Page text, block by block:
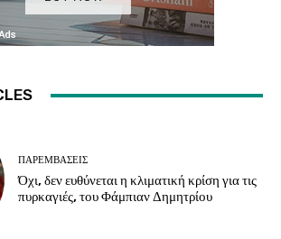
ΠΑΡΕΜΒΑΣΕΙΣ
Όχι, δεν ευθύνεται η κλιματική κρίση για τις
πυρκαγιές, του Φάμπιαν Δημητρίου